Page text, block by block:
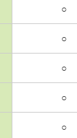
○
○
○
○
○